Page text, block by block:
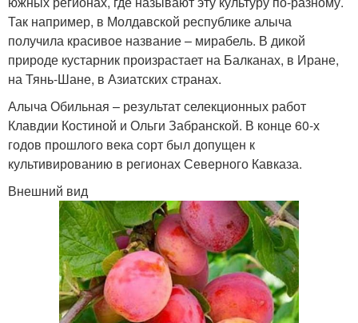
Так например, в Молдавской республике алыча
получила красивое название – мирабель. В дикой
природе кустарник произрастает на Балканах, в Иране,
на Тянь-Шане, в Азиатских странах.
Алыча Обильная – результат селекционных работ
Клавдии Костиной и Ольги Забранской. В конце 60-х
годов прошлого века сорт был допущен к
культивированию в регионах Северного Кавказа.
Внешний вид